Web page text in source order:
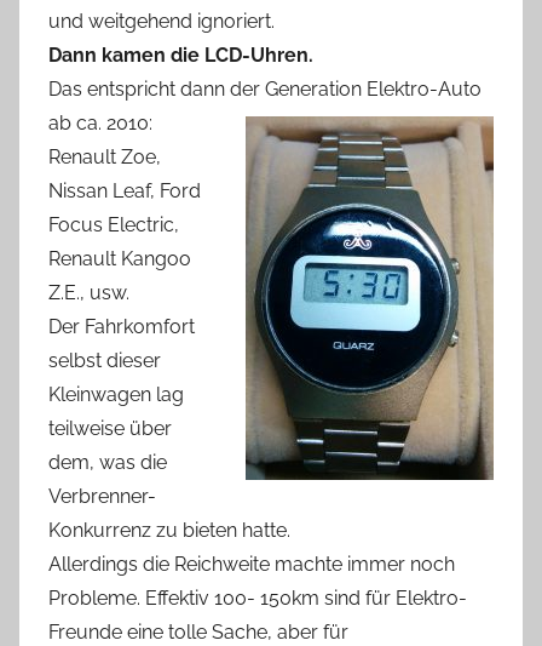
und weitgehend ignoriert.
Dann kamen die LCD-Uhren.
Das entspricht dann der Generation Elektro-Auto
ab ca. 2010:
Renault Zoe,
Nissan Leaf, Ford
Focus Electric,
Renault Kangoo
Z.E., usw.
Der Fahrkomfort
selbst dieser
Kleinwagen lag
teilweise über
dem, was die
Verbrenner-
Konkurrenz zu bieten hatte.
Allerdings die Reichweite machte immer noch
Probleme. Effektiv 100- 150km sind für Elektro-
Freunde eine tolle Sache, aber für